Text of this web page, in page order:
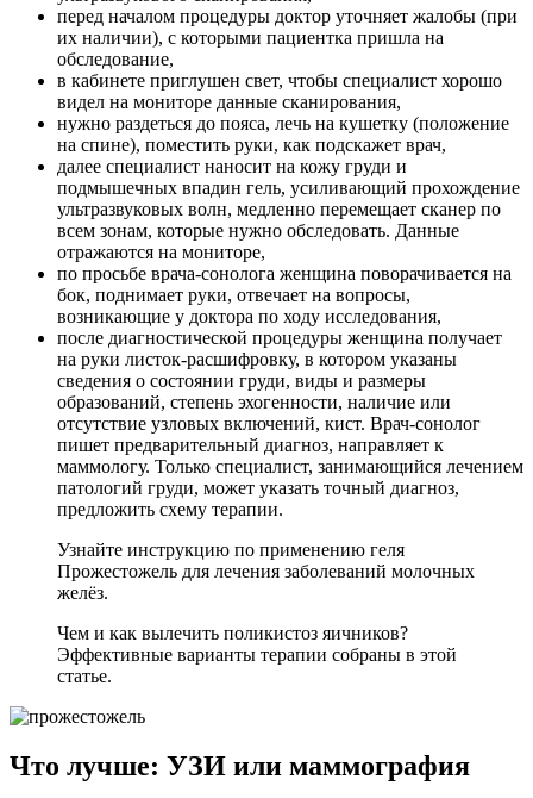
перед началом процедуры доктор уточняет жалобы (при
их наличии), с которыми пациентка пришла на
обследование,
в кабинете приглушен свет, чтобы специалист хорошо
видел на мониторе данные сканирования,
нужно раздеться до пояса, лечь на кушетку (положение
на спине), поместить руки, как подскажет врач,
далее специалист наносит на кожу груди и
подмышечных впадин гель, усиливающий прохождение
ультразвуковых волн, медленно перемещает сканер по
всем зонам, которые нужно обследовать. Данные
отражаются на мониторе,
по просьбе врача-сонолога женщина поворачивается на
бок, поднимает руки, отвечает на вопросы,
возникающие у доктора по ходу исследования,
после диагностической процедуры женщина получает
на руки листок-расшифровку, в котором указаны
сведения о состоянии груди, виды и размеры
образований, степень эхогенности, наличие или
отсутствие узловых включений, кист. Врач-сонолог
пишет предварительный диагноз, направляет к
маммологу. Только специалист, занимающийся лечением
патологий груди, может указать точный диагноз,
предложить схему терапии.
Узнайте инструкцию по применению геля
Прожестожель для лечения заболеваний молочных
желёз.
Чем и как вылечить поликистоз яичников?
Эффективные варианты терапии собраны в этой
статье.
Что лучше: УЗИ или маммография